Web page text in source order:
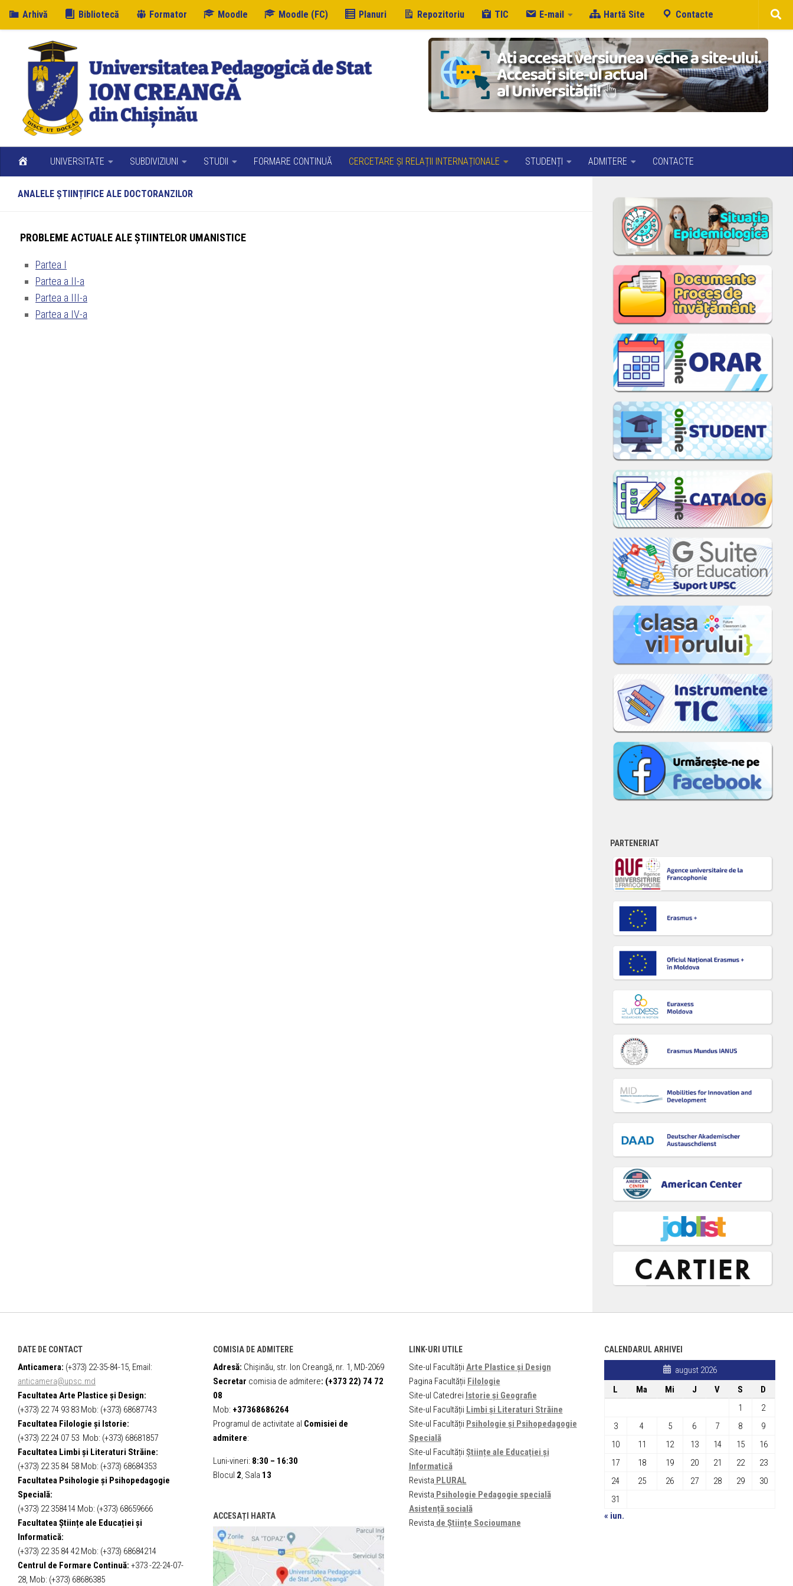
Skip to content
Arhivă Bibliotecă Formator Moodle Moodle (FC) Planuri Repozitoriu TIC E-mail Hartă Site Contacte
UNIVERSITATE SUBDIVIZIUNI STUDII FORMARE CONTINUĂ CERCETARE ȘI RELAȚII INTERNAȚIONALE STUDENȚI ADMITERE CONTACTE
ANALELE ȘTIINȚIFICE ALE DOCTORANZILOR
PROBLEME ACTUALE ALE ȘTIINTELOR UMANISTICE
Partea I
Partea a II-a
Partea a III-a
Partea a IV-a
PARTENERIAT
DATE DE CONTACT
Anticamera: (+373) 22-35-84-15, Email:
anticamera@upsc.md
Facultatea Arte Plastice și Design:
(+373) 22 74 93 83 Mob: (+373) 68687743
Facultatea Filologie și Istorie:
(+373) 22 24 07 53 Mob: (+373) 68681857
Facultatea Limbi și Literaturi Străine:
(+373) 22 35 84 58 Mob: (+373) 68684353
Facultatea Psihologie și Psihopedagogie
Specială:
(+373) 22 358414 Mob: (+373) 68659666
Facultatea Științe ale Educației și
Informatică:
(+373) 22 35 84 42 Mob: (+373) 68684214
Centrul de Formare Continuă: +373 -22-24-07-
28, Mob: (+373) 68686385
COMISIA DE ADMITERE
Adresă: Chișinău, str. Ion Creangă, nr. 1, MD-2069
Secretar comisia de admitere: (+373 22) 74 72
08
Mob: +37368686264
Programul de activitate al Comisiei de
admitere:
Luni-vineri: 8:30 – 16:30
Blocul 2, Sala 13
ACCESAȚI HARTA
LINK-URI UTILE
Site-ul Facultății Arte Plastice și Design
Pagina Facultății Filologie
Site-ul Catedrei Istorie și Geografie
Site-ul Facultății Limbi și Literaturi Străine
Site-ul Facultății Psihologie și Psihopedagogie
Specială
Site-ul Facultății Științe ale Educației și
Informatică
Revista PLURAL
Revista Psihologie Pedagogie specială
Asistență socială
Revista de Științe Socioumane
CALENDARUL ARHIVEI
august 2026
L
Ma Mi J V S
D
1
2
3
4 5 6 7 8
9
10
11 12 13 14 15
16
17
18 19 20 21 22
23
24
25 26 27 28 29
30
31
« iun.